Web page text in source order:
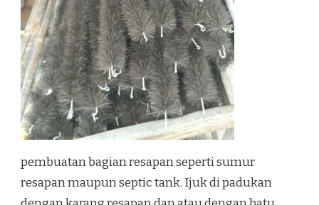
pembuatan bagian resapan seperti sumur
resapan maupun septic tank. Ijuk di padukan